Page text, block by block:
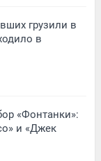
грузили в
в
«Фонтанки»:
и «Джек